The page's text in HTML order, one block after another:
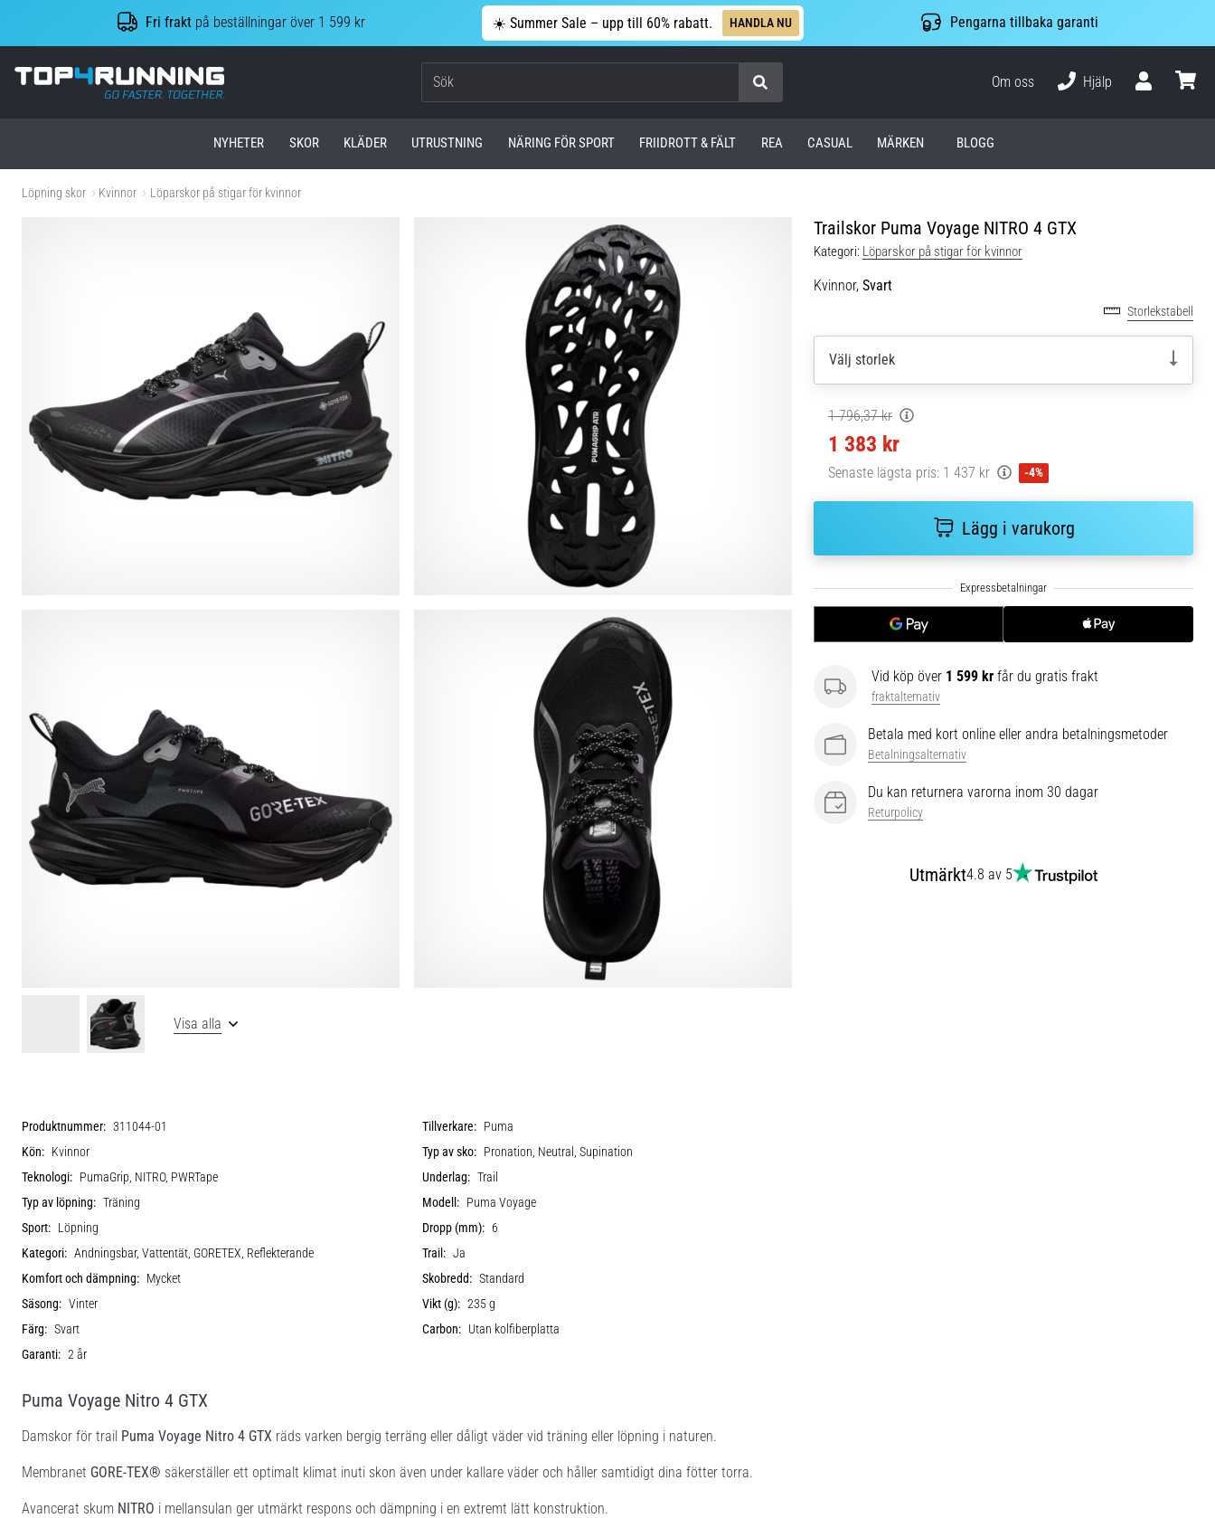
Fri frakt på beställningar över 1 599 kr ☀️ Summer Sale – upp till 60% rabatt. HANDLA NU Pengarna tillbaka garanti
Top4Running.se
Om oss
Hjälp
NYHETER SKOR KLÄDER UTRUSTNING NÄRING FÖR SPORT FRIIDROTT & FÄLT REA CASUAL MÄRKEN BLOGG
Löpning skor Kvinnor Löparskor på stigar för kvinnor
Trailskor Puma Voyage NITRO 4 GTX
Kategori: Löparskor på stigar för kvinnor
Kvinnor, Svart
Storlekstabell
Välj storlek
1 796,37 kr
1 383 kr
Senaste lägsta pris: 1 437 kr -4%
Lägg i varukorg
Vid köp över 1 599 kr får du gratis frakt
fraktalternativ
Betala med kort online eller andra betalningsmetoder
Betalningsalternativ
Du kan returnera varorna inom 30 dagar
Returpolicy
Utmärkt4.8 av 5
Visa alla
Produktnummer: 311044-01 Tillverkare: Puma
Kön: Kvinnor Typ av sko: Pronation, Neutral, Supination
Teknologi: PumaGrip, NITRO, PWRTape Underlag: Trail
Typ av löpning: Träning Modell: Puma Voyage
Sport: Löpning Dropp (mm): 6
Kategori: Andningsbar, Vattentät, GORETEX, Reflekterande Trail: Ja
Komfort och dämpning: Mycket Skobredd: Standard
Säsong: Vinter Vikt (g): 235 g
Färg: Svart Carbon: Utan kolfiberplatta
Garanti: 2 år
Puma Voyage Nitro 4 GTX
Damskor för trail Puma Voyage Nitro 4 GTX räds varken bergig terräng eller dåligt väder vid träning eller löpning i naturen.
Membranet GORE-TEX® säkerställer ett optimalt klimat inuti skon även under kallare väder och håller samtidigt dina fötter torra.
Avancerat skum NITRO i mellansulan ger utmärkt respons och dämpning i en extremt lätt konstruktion.